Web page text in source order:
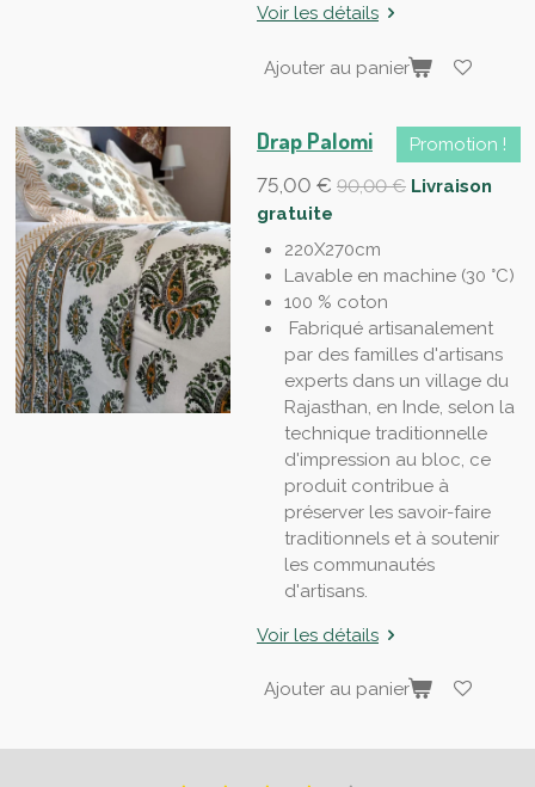
Voir les détails
Ajouter au panier
Promotion !
Drap Palomi
75,00 € 90,00 € Livraison
gratuite
220X270cm
Lavable en machine (30 °C)
100 % coton
Fabriqué artisanalement
par des familles d'artisans
experts dans un village du
Rajasthan, en Inde, selon la
technique traditionnelle
d'impression au bloc, ce
produit contribue à
préserver les savoir-faire
traditionnels et à soutenir
les communautés
d'artisans.
Voir les détails
Ajouter au panier